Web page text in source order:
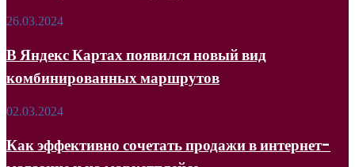
Видео
млрд
рублей
В Яндекс
появился
новый
вид
маршрутов
26.03.2024
В Яндекс Картах появился новый вид
комбинированных маршрутов
Как
сочетать
продажи
02.03.2024
Как эффективно сочетать продажи в интернет-